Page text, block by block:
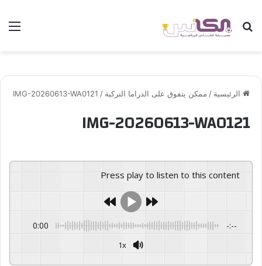
بحث عن
الرئيسية / ممكن يتفوق على الدراما التركية /
IMG-20260613-WA0121
IMG-20260613-WA0121
Press play to listen to this content
0:00 -:--
1x